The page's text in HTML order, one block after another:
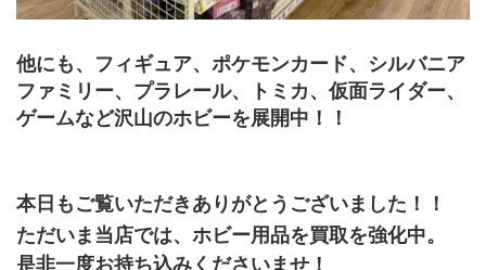
他にも、フィギュア、ポケモンカード、シルバニア
ファミリー、プラレール、トミカ、仮面ライダー、
ゲームなど沢山のホビーを展開中！！
本日もご覧いただきありがとうございました！！
ただいま当店では、ホビー用品を買取を強化中。
是非一度お持ち込みくださいませ！